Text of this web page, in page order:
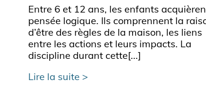
Entre 6 et 12 ans, les enfants
pensée logique. Ils comprennent la
d’être des règles de la maison, les liens
entre les actions et leurs impacts. La
discipline durant cette[...]
Lire la suite